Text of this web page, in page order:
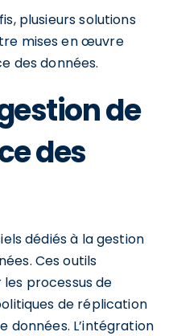
plusieurs solutions
mises en œuvre
des données.
de
des
dédiés à la gestion
Ces outils
processus de
de réplication
données. L’intégration